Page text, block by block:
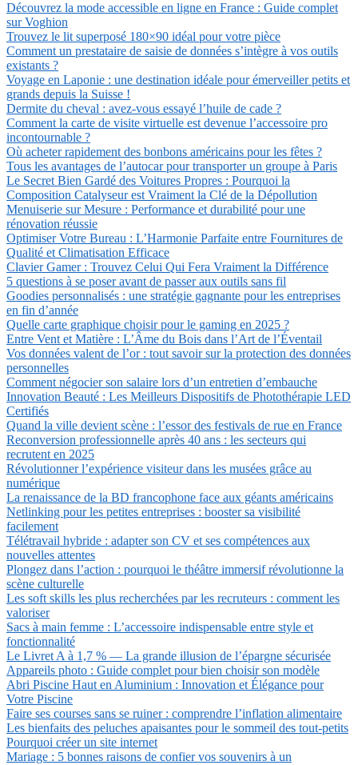
Découvrez la mode accessible en ligne en France : Guide complet
sur Voghion
Trouvez le lit superposé 180×90 idéal pour votre pièce
Comment un prestataire de saisie de données s’intègre à vos outils
existants ?
Voyage en Laponie : une destination idéale pour émerveiller petits et
grands depuis la Suisse !
Dermite du cheval : avez-vous essayé l’huile de cade ?
Comment la carte de visite virtuelle est devenue l’accessoire pro
incontournable ?
Où acheter rapidement des bonbons américains pour les fêtes ?
Tous les avantages de l’autocar pour transporter un groupe à Paris
Le Secret Bien Gardé des Voitures Propres : Pourquoi la
Composition Catalyseur est Vraiment la Clé de la Dépollution
Menuiserie sur Mesure : Performance et durabilité pour une
rénovation réussie
Optimiser Votre Bureau : L’Harmonie Parfaite entre Fournitures de
Qualité et Climatisation Efficace
Clavier Gamer : Trouvez Celui Qui Fera Vraiment la Différence
5 questions à se poser avant de passer aux outils sans fil
Goodies personnalisés : une stratégie gagnante pour les entreprises
en fin d’année
Quelle carte graphique choisir pour le gaming en 2025 ?
Entre Vent et Matière : L’Âme du Bois dans l’Art de l’Éventail
Vos données valent de l’or : tout savoir sur la protection des données
personnelles
Comment négocier son salaire lors d’un entretien d’embauche
Innovation Beauté : Les Meilleurs Dispositifs de Photothérapie LED
Certifiés
Quand la ville devient scène : l’essor des festivals de rue en France
Reconversion professionnelle après 40 ans : les secteurs qui
recrutent en 2025
Révolutionner l’expérience visiteur dans les musées grâce au
numérique
La renaissance de la BD francophone face aux géants américains
Netlinking pour les petites entreprises : booster sa visibilité
facilement
Télétravail hybride : adapter son CV et ses compétences aux
nouvelles attentes
Plongez dans l’action : pourquoi le théâtre immersif révolutionne la
scène culturelle
Les soft skills les plus recherchées par les recruteurs : comment les
valoriser
Sacs à main femme : L’accessoire indispensable entre style et
fonctionnalité
Le Livret A à 1,7 % — La grande illusion de l’épargne sécurisée
Appareils photo : Guide complet pour bien choisir son modèle
Abri Piscine Haut en Aluminium : Innovation et Élégance pour
Votre Piscine
Faire ses courses sans se ruiner : comprendre l’inflation alimentaire
Les bienfaits des peluches apaisantes pour le sommeil des tout-petits
Pourquoi créer un site internet
Mariage : 5 bonnes raisons de confier vos souvenirs à un